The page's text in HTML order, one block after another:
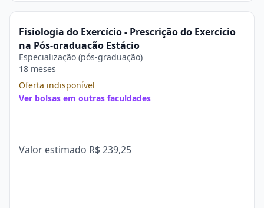
Fisiologia do Exercício - Prescrição do Exercício
na Pós-graduação Estácio
Especialização (pós-graduação)
18 meses
Oferta indisponível
Ver bolsas em outras faculdades
Valor estimado R$ 239,25